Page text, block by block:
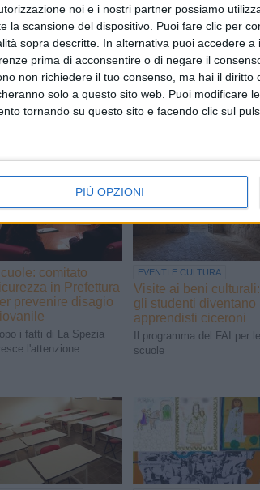
noi e i nostri partner possiamo
la scansione del dispositivo. Puoi fare clic per
sopra descritte. In alternativa puoi accedere
prima di acconsentire o di negare il
non richiedere il tuo consenso, ma hai il
solo a questo sito web. Puoi modificare
tornando su questo sito e facendo clic sul
PIÙ OPZIONI
comitato
in Prefettura
prevenire disagio
i fatti di La Spezia
l'attenzione
EVENTI E CULTURA
Visite ai beni culturali:
gli studenti diventano
apprendisti ciceroni
Il programma del FAI per le
scuole